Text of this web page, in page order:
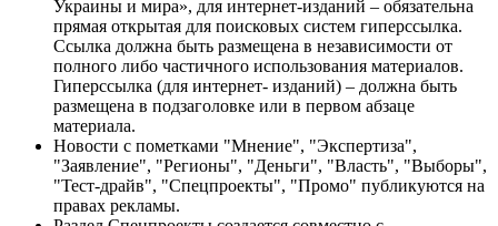
Украины и мира», для интернет-изданий – обязательна
прямая открытая для поисковых систем гиперссылка.
Ссылка должна быть размещена в независимости от
полного либо частичного использования материалов.
Гиперссылка (для интернет- изданий) – должна быть
размещена в подзаголовке или в первом абзаце
материала.
Новости с пометками "Мнение", "Экспертиза",
"Заявление", "Регионы", "Деньги", "Власть", "Выборы",
"Тест-драйв", "Спецпроекты", "Промо" публикуются на
правах рекламы.